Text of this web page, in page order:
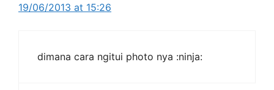
19/06/2013 at 15:26
dimana cara ngitui photo nya :ninja: